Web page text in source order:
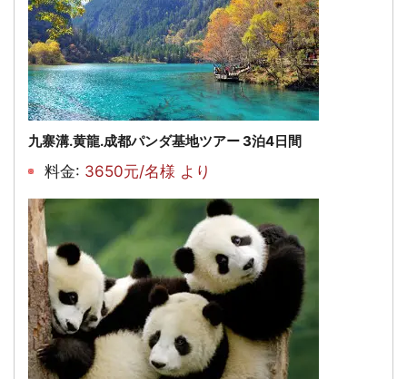
九寨溝.黄龍.成都パンダ基地ツアー 3泊4日間
料金: 3650元/名様 より